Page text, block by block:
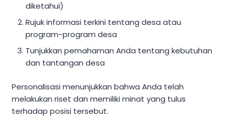
diketahui)
Rujuk informasi terkini tentang desa atau
program-program desa
Tunjukkan pemahaman Anda tentang kebutuhan
dan tantangan desa
Personalisasi menunjukkan bahwa Anda telah
melakukan riset dan memiliki minat yang tulus
terhadap posisi tersebut.